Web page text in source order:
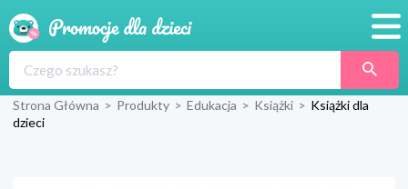
Produkty
Strona Główna > Produkty > Edukacja > Książki > Książki dla
dzieci